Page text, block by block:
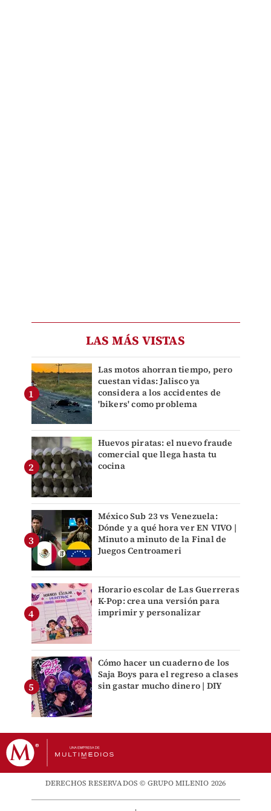
LAS MÁS VISTAS
Las motos ahorran tiempo, pero
cuestan vidas: Jalisco ya
considera a los accidentes de
'bikers' como problema
Huevos piratas: el nuevo fraude
comercial que llega hasta tu
cocina
México Sub 23 vs Venezuela:
Dónde y a qué hora ver EN VIVO |
Minuto a minuto de la Final de
Juegos Centroameri
Horario escolar de Las Guerreras
K-Pop: crea una versión para
imprimir y personalizar
Cómo hacer un cuaderno de los
Saja Boys para el regreso a clases
sin gastar mucho dinero | DIY
DERECHOS RESERVADOS © GRUPO MILENIO 2026